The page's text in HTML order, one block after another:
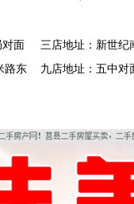
面
三店地址：新世纪
路东 九店地址：五中对